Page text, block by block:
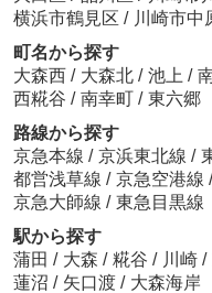
横浜市鶴見区 / 川崎市中
町名から探す
大森西 / 大森北 / 池上 /
西糀谷 / 南幸町 / 東六郷
路線から探す
京急本線 / 京浜東北線 /
都営浅草線 / 京急空港線 /
京急大師線 / 東急目黒線
駅から探す
蒲田 / 大森 / 糀谷 / 川崎 /
蓮沼 / 矢口渡 / 大森海岸